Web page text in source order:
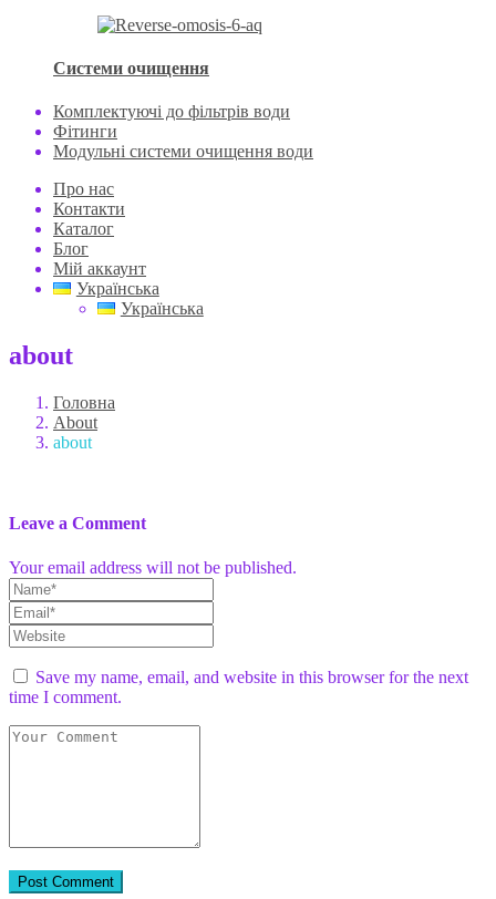
Системи очищення
Комплектуючі до фільтрів води
Фітинги
Модульні системи очищення води
Про нас
Контакти
Каталог
Блог
Мій аккаунт
Українська
Українська
about
Головна
About
about
Leave a Comment
Your email address will not be published.
Save my name, email, and website in this browser for the next
time I comment.